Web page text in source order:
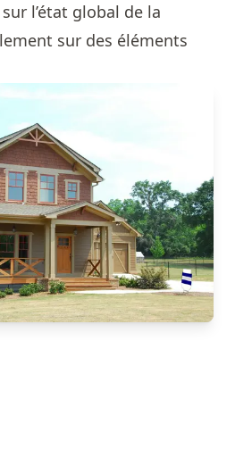
l’état global de la
sur des éléments